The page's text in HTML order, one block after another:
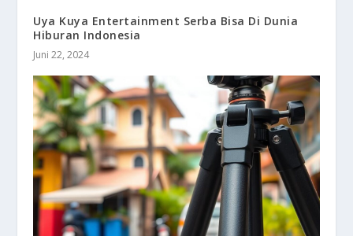
Uya Kuya Entertainment Serba Bisa Di Dunia
Hiburan Indonesia
Juni 22, 2024